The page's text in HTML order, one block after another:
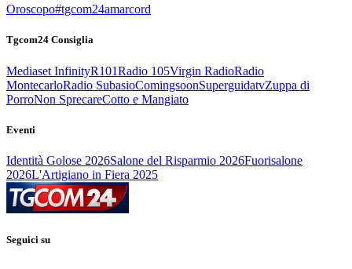
Oroscopo#tgcom24amarcord
Tgcom24 Consiglia
Mediaset InfinityR101Radio 105Virgin RadioRadio
MontecarloRadio SubasioComingsoonSuperguidatvZuppa di
PorroNon SprecareCotto e Mangiato
Eventi
Identità Golose 2026Salone del Risparmio 2026Fuorisalone
2026L'Artigiano in Fiera 2025
Seguici su